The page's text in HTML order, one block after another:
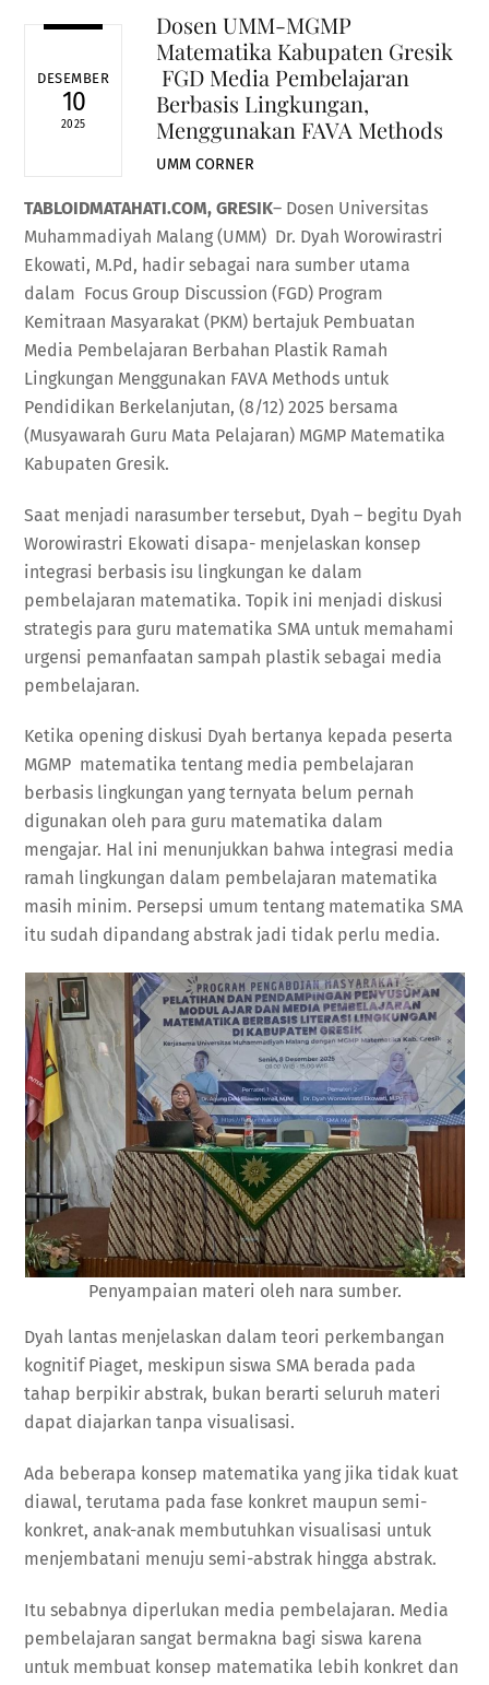
DESEMBER
10
2025
Dosen UMM-MGMP
Matematika Kabupaten Gresik
FGD Media Pembelajaran
Berbasis Lingkungan,
Menggunakan FAVA Methods
UMM CORNER
TABLOIDMATAHATI.COM, GRESIK– Dosen Universitas
Muhammadiyah Malang (UMM) Dr. Dyah Worowirastri
Ekowati, M.Pd, hadir sebagai nara sumber utama
dalam Focus Group Discussion (FGD) Program
Kemitraan Masyarakat (PKM) bertajuk Pembuatan
Media Pembelajaran Berbahan Plastik Ramah
Lingkungan Menggunakan FAVA Methods untuk
Pendidikan Berkelanjutan, (8/12) 2025 bersama
(Musyawarah Guru Mata Pelajaran) MGMP Matematika
Kabupaten Gresik.
Saat menjadi narasumber tersebut, Dyah – begitu Dyah
Worowirastri Ekowati disapa- menjelaskan konsep
integrasi berbasis isu lingkungan ke dalam
pembelajaran matematika. Topik ini menjadi diskusi
strategis para guru matematika SMA untuk memahami
urgensi pemanfaatan sampah plastik sebagai media
pembelajaran.
Ketika opening diskusi Dyah bertanya kepada peserta
MGMP matematika tentang media pembelajaran
berbasis lingkungan yang ternyata belum pernah
digunakan oleh para guru matematika dalam
mengajar. Hal ini menunjukkan bahwa integrasi media
ramah lingkungan dalam pembelajaran matematika
masih minim. Persepsi umum tentang matematika SMA
itu sudah dipandang abstrak jadi tidak perlu media.
Penyampaian materi oleh nara sumber.
Dyah lantas menjelaskan dalam teori perkembangan
kognitif Piaget, meskipun siswa SMA berada pada
tahap berpikir abstrak, bukan berarti seluruh materi
dapat diajarkan tanpa visualisasi.
Ada beberapa konsep matematika yang jika tidak kuat
diawal, terutama pada fase konkret maupun semi-
konkret, anak-anak membutuhkan visualisasi untuk
menjembatani menuju semi-abstrak hingga abstrak.
Itu sebabnya diperlukan media pembelajaran. Media
pembelajaran sangat bermakna bagi siswa karena
untuk membuat konsep matematika lebih konkret dan